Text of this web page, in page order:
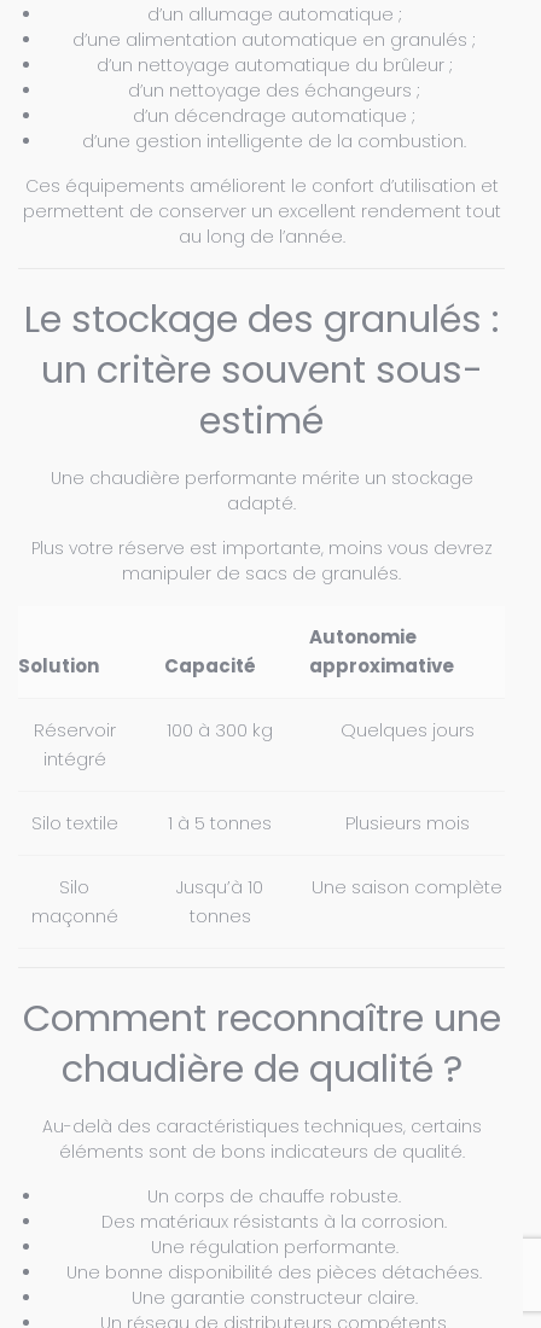
d’un allumage automatique ;
d’une alimentation automatique en granulés ;
d’un nettoyage automatique du brûleur ;
d’un nettoyage des échangeurs ;
d’un décendrage automatique ;
d’une gestion intelligente de la combustion.
Ces équipements améliorent le confort d’utilisation et
permettent de conserver un excellent rendement tout
au long de l’année.
Le stockage des granulés :
un critère souvent sous-
estimé
Une chaudière performante mérite un stockage
adapté.
Plus votre réserve est importante, moins vous devrez
manipuler de sacs de granulés.
Solution Capacité
Autonomie
approximative
Réservoir
intégré
100 à 300 kg Quelques jours
Silo textile 1 à 5 tonnes Plusieurs mois
Silo
maçonné
Jusqu’à 10
tonnes
Une saison complète
Comment reconnaître une
chaudière de qualité ?
Au-delà des caractéristiques techniques, certains
éléments sont de bons indicateurs de qualité.
Un corps de chauffe robuste.
Des matériaux résistants à la corrosion.
Une régulation performante.
Une bonne disponibilité des pièces détachées.
Une garantie constructeur claire.
Un réseau de distributeurs compétents.